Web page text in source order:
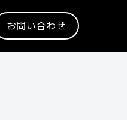
お問い合わせ